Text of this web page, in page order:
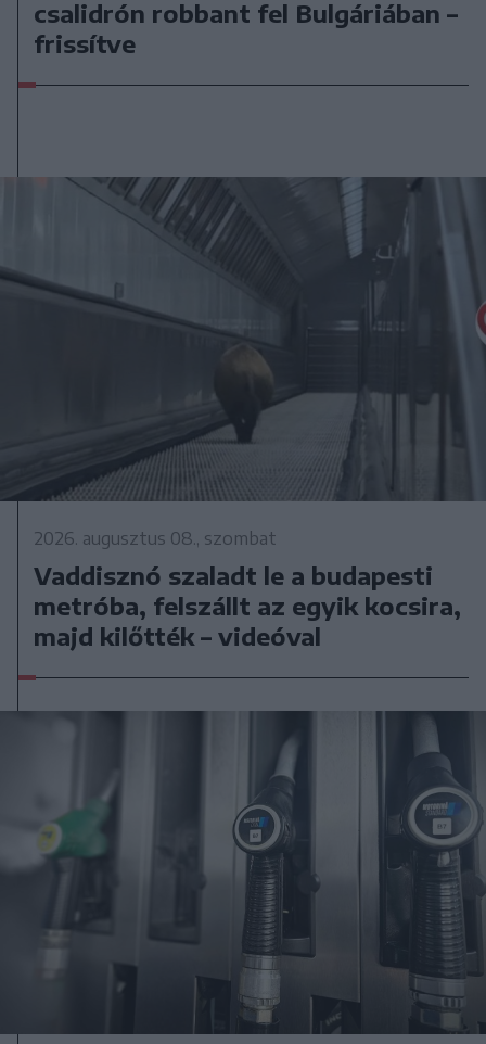
csalidrón robbant fel Bulgáriában –
frissítve
2026. augusztus 08., szombat
Vaddisznó szaladt le a budapesti
metróba, felszállt az egyik kocsira,
majd kilőtték – videóval